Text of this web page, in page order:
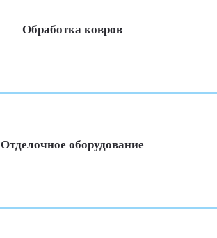
Обработка ковров
Отделочное оборудование